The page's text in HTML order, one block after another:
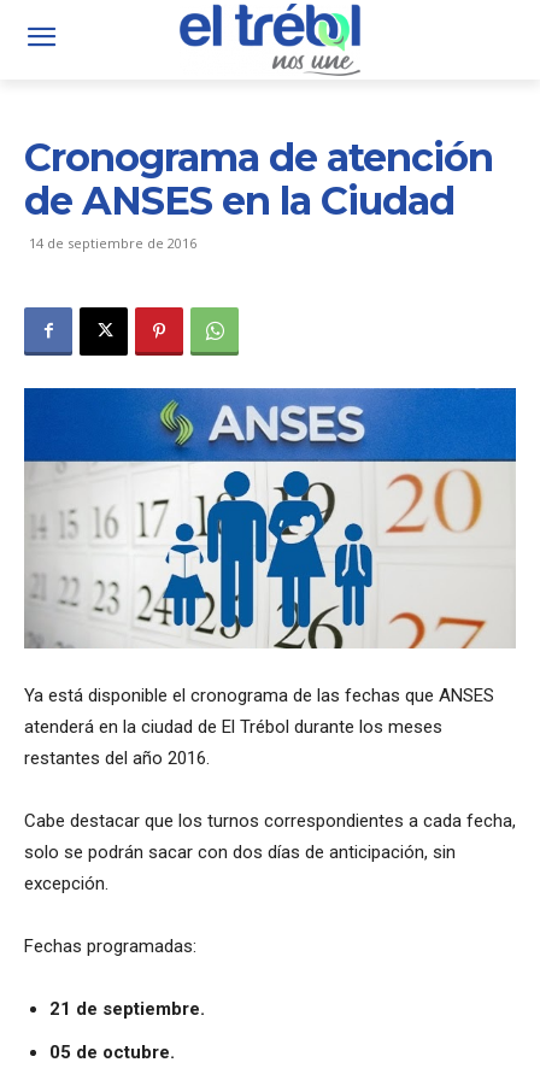
Cronograma de atención
de ANSES en la Ciudad
14 de septiembre de 2016
Ya está disponible el cronograma de las fechas que ANSES
atenderá en la ciudad de El Trébol durante los meses
restantes del año 2016.
Cabe destacar que los turnos correspondientes a cada fecha,
solo se podrán sacar con dos días de anticipación, sin
excepción.
Fechas programadas:
21 de septiembre.
05 de octubre.